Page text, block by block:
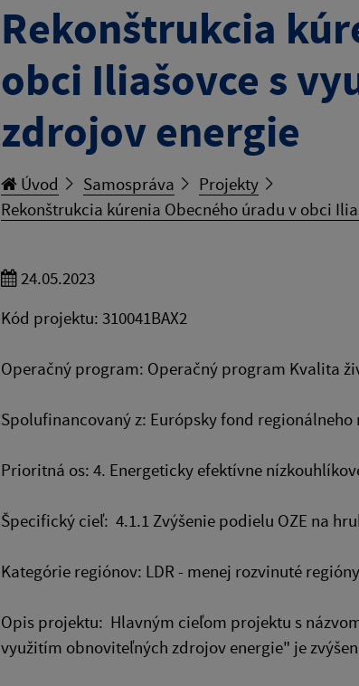
Rekonštrukcia
obci Iliašovce s
zdrojov energie
Úvod Samospráva
Projekty
Rekonštrukcia kúrenia Obecného úradu v obci
24.05.2023
Kód projektu: 310041BAX2
Operačný program: Operačný program Kvalita
Spolufinancovaný z: Európsky fond regionálneho
Prioritná os: 4. Energeticky efektívne
Špecifický cieľ: 4.1.1 Zvýšenie podielu OZE na
Kategórie regiónov: LDR - menej rozvinuté regióny
Opis projektu: Hlavným cieľom projektu s
využitím obnoviteľných zdrojov energie" je